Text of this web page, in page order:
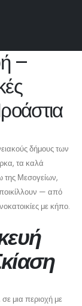
–
δήμους των
τα καλά
της Μεσογείων,
— από
με κήπο.
μια περιοχή με